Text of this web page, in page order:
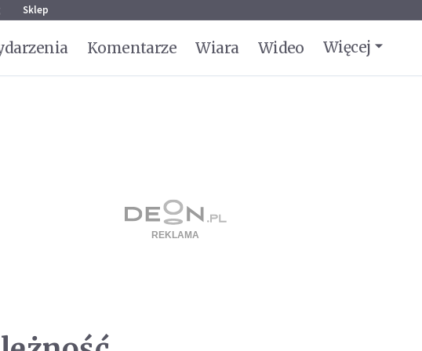
Sklep
Komentarze Wiara Wideo Więcej